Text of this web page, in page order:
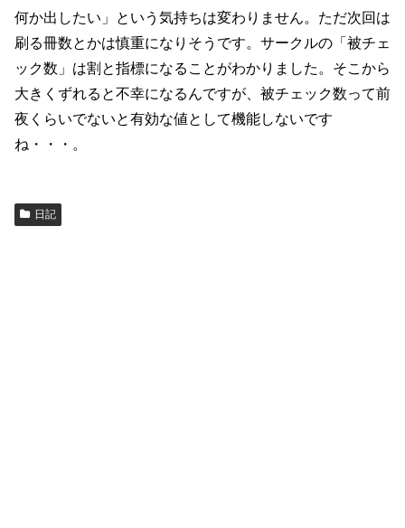
何か出したい」という気持ちは変わりません。ただ次回は
刷る冊数とかは慎重になりそうです。サークルの「被チェ
ック数」は割と指標になることがわかりました。そこから
大きくずれると不幸になるんですが、被チェック数って前
夜くらいでないと有効な値として機能しないです
ね・・・。
日記